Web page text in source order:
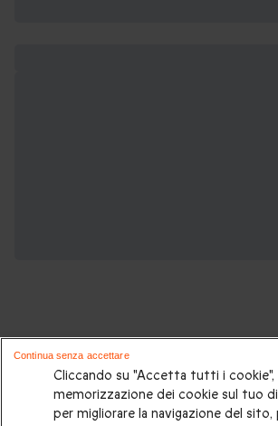
Potrebbero piacerti anche
regalo:
Cliccando su "Accetta tutti i
memorizzazione dei cookie sul tuo
per migliorare la navigazione del sito,
Continua senza accettare